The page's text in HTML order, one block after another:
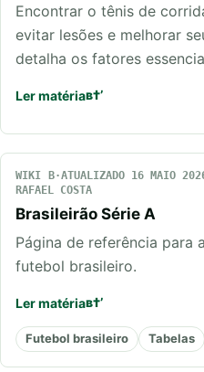
Encontrar o tênis de
evitar lesões e melhorar
detalha os fatores
Ler matéria
WIKI ATUALIZADO 16 MAIO
RAFAEL COSTA
Brasileirão Série A
Página de referência para
futebol brasileiro.
Ler matéria
Futebol brasileiro Tabelas